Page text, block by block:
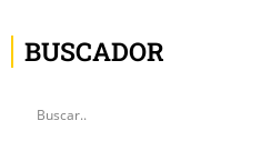
BUSCADOR